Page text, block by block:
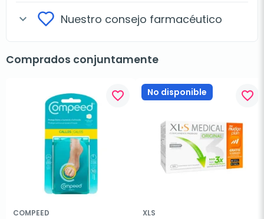
expand_more Nuestro consejo farmacéutico
Comprados conjuntamente
favorite_border
COMPEED
No disponible favorite_border
XLS